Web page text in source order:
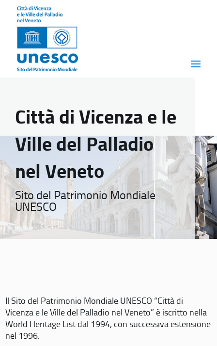
Città di Vicenza e le
Ville del Palladio
nel Veneto
Sito del Patrimonio Mondiale
UNESCO
Il Sito del Patrimonio Mondiale UNESCO “Città di
Vicenza e le Ville del Palladio nel Veneto” è iscritto nella
World Heritage List dal 1994, con successiva estensione
nel 1996.